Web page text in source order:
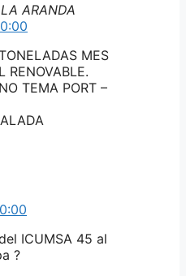
ARANDA
MES
RENOVABLE.
TEMA PORT –
ICUMSA 45 al
?